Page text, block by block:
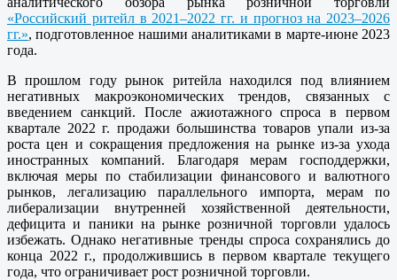
«Российский ритейл в 2021–2022 гг. и прогноз на 2023–2026
гг.», подготовленное нашими аналитиками в марте-июне 2023
года.
В прошлом году рынок ритейла находился под влиянием
негативных макроэкономических трендов, связанных с
введением санкций. После ажиотажного спроса в первом
квартале 2022 г. продажи большинства товаров упали из-за
роста цен и сокращения предложения на рынке из-за ухода
иностранных компаний. Благодаря мерам господдержки,
включая меры по стабилизации финансового и валютного
рынков, легализацию параллельного импорта, мерам по
либерализации внутренней хозяйственной деятельности,
дефицита и паники на рынке розничной торговли удалось
избежать. Однако негативные тренды спроса сохранялись до
конца 2022 г., продолжившись в первом квартале текущего
года, что ограничивает рост розничной торговли.